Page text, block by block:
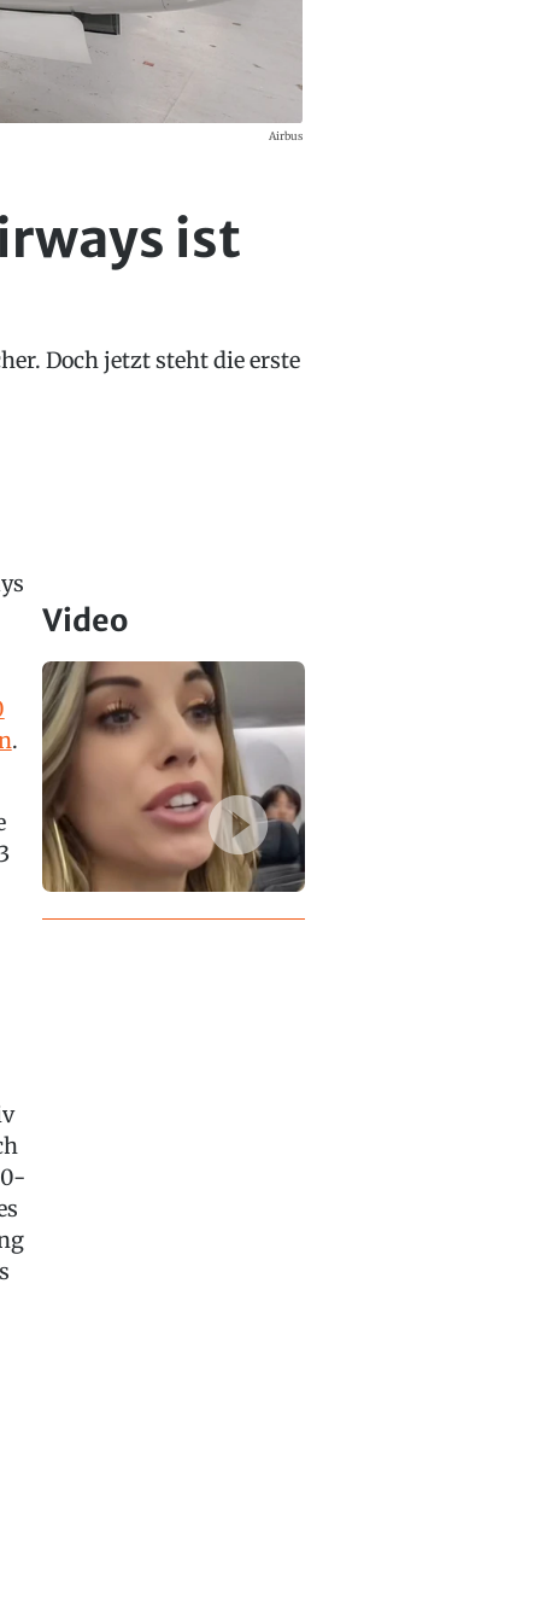
Airbus
ist
Doch jetzt steht die erste
.
Video